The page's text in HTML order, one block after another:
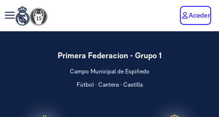
Aceder
Primera Federacion - Grupo 1
Campo Municipal de Espiñedo
Fútbol · Cantera · Castilla